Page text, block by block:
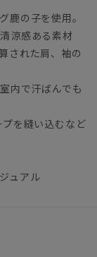
鹿の子を使用。
涼感ある素材
された肩、袖の
内で汗ばんでも
を縫い込むなど
ュアル